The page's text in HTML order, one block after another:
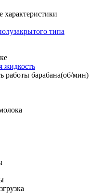
характеристики
типа
жидкость
работы барабана(об/мин)